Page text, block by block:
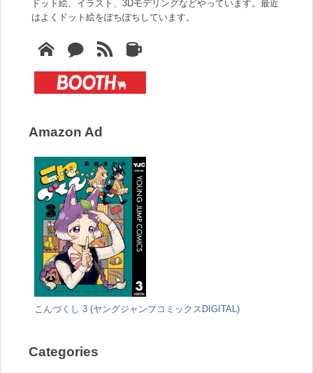
ドット絵、イラスト、3Dモデリングなどやっています。最近
はよくドット絵をぽちぽちしています。
Amazon Ad
こんづくし 3 (ヤングジャンプコミックスDIGITAL)
Categories